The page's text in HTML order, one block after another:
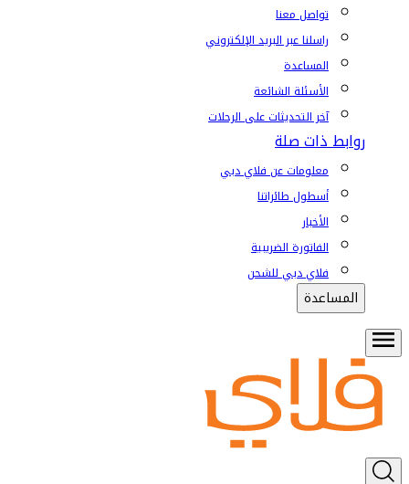
تواصل معنا
راسلنا عبر البريد الإلكتروني
المساعدة
الأسئلة الشائعة
آخر التحديثات على الرحلات
روابط ذات صلة
معلومات عن فلاي دبي
أسطول طائراتنا
الأخبار
الفاتورة الضريبية
فلاي دبي للشحن
المساعدة